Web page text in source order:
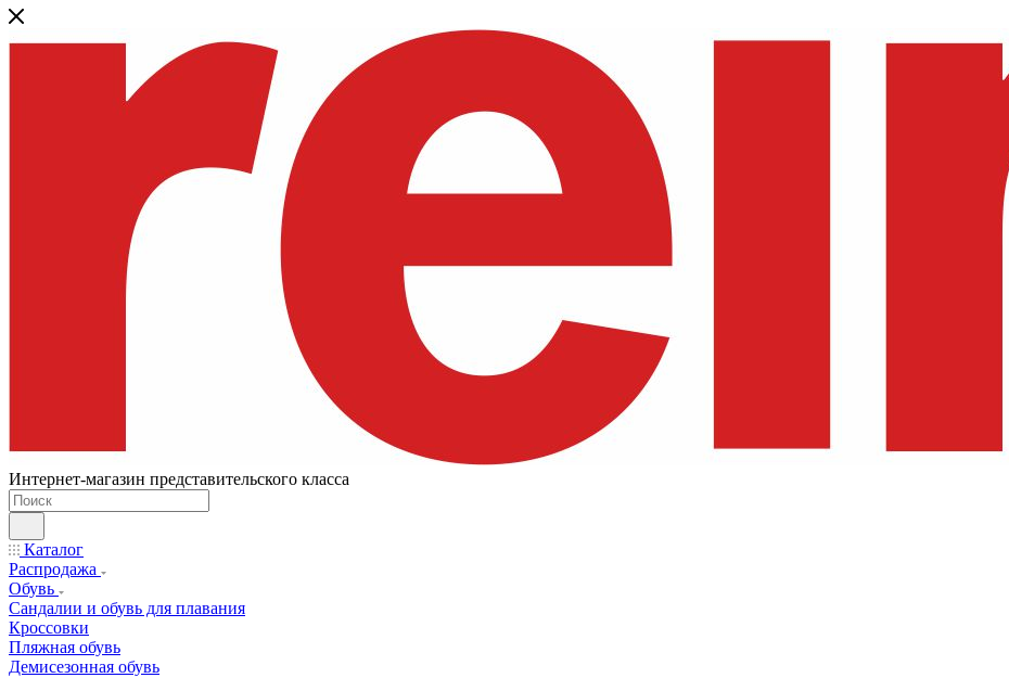
Интернет-магазин представительского класса
Каталог
Распродажа
Обувь
Сандалии и обувь для плавания
Кроссовки
Пляжная обувь
Демисезонная обувь